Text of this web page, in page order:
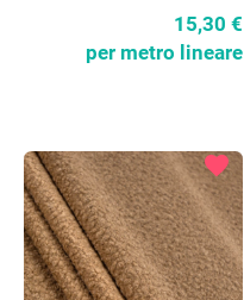
15,30 €
per metro lineare
favorite